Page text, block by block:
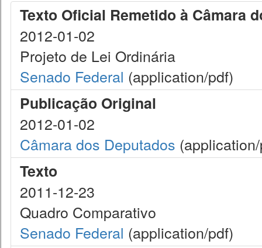
Texto Oficial Remetido à Câmara
2012-01-02
Projeto de Lei Ordinária
Senado Federal (application/pdf)
Publicação Original
2012-01-02
Câmara dos Deputados
Texto
2011-12-23
Quadro Comparativo
Senado Federal (application/pdf)